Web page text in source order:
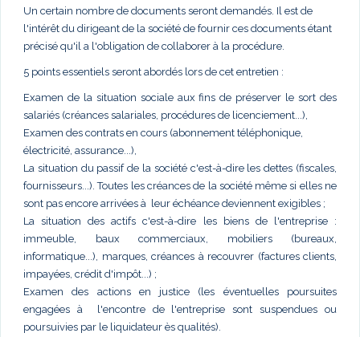
Un certain nombre de documents seront demandés. Il est de
l'intérêt du dirigeant de la société de fournir ces documents étant
précisé qu'il a l'obligation de collaborer à la procédure.
5 points essentiels seront abordés lors de cet entretien :
Examen de la situation sociale aux fins de préserver le sort des
salariés (créances salariales, procédures de licenciement...),
Examen des contrats en cours (abonnement téléphonique,
électricité, assurance...),
La situation du passif de la société c'est-à-dire les dettes (fiscales,
fournisseurs...). Toutes les créances de la société même si elles ne
sont pas encore arrivées à leur échéance deviennent exigibles ;
La situation des actifs c'est-à-dire les biens de l'entreprise :
immeuble, baux commerciaux, mobiliers (bureaux,
informatique...), marques, créances à recouvrer (factures clients,
impayées, crédit d'impôt...) ;
Examen des actions en justice (les éventuelles poursuites
engagées à l'encontre de l'entreprise sont suspendues ou
poursuivies par le liquidateur ès qualités).